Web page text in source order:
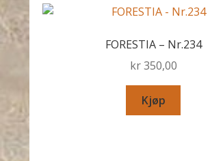
FORESTIA – Nr.234
kr350,00
Kjøp